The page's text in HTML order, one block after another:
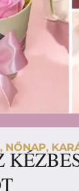
NŐNAP,